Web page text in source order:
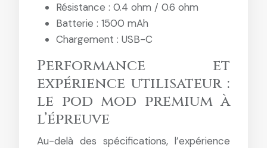
Résistance : 0.4 ohm / 0.6 ohm
Batterie : 1500 mAh
Chargement : USB-C
Performance et
expérience utilisateur :
le pod mod premium à
l’épreuve
Au-delà des spécifications, l’expérience